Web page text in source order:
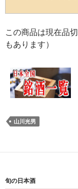
この商品は現在品
もあります）
山川光男
旬の日本酒